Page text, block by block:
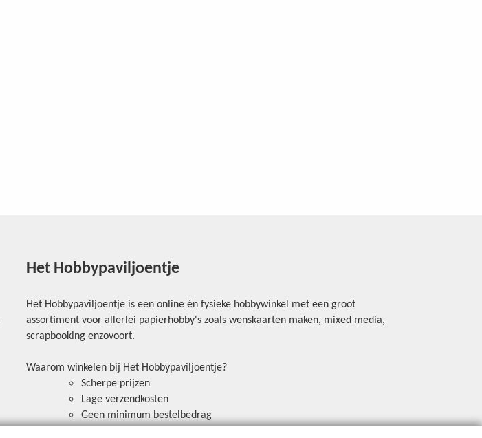
Het Hobbypaviljoentje
Het Hobbypaviljoentje is een online én fysieke hobbywinkel met een groot
assortiment voor allerlei papierhobby's zoals wenskaarten maken, mixed media,
scrapbooking enzovoort.
Waarom winkelen bij Het Hobbypaviljoentje?
Scherpe prijzen
Lage verzendkosten
Geen minimum bestelbedrag